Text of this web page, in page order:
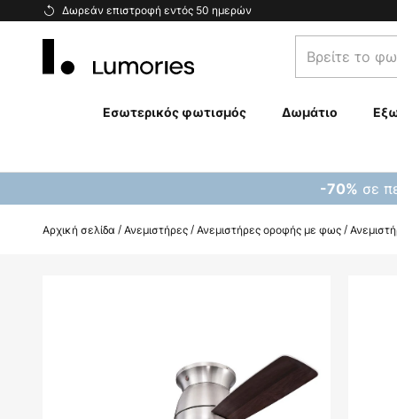
Δωρεάν επιστροφή εντός 50 ημερών
Μετάβαση
Βρείτε
το
σας...
Εσωτερικός φωτισμός Δωμάτιο
-70% σε
Αρχική σελίδα Ανεμιστήρες Ανεμιστήρες οροφής με φως